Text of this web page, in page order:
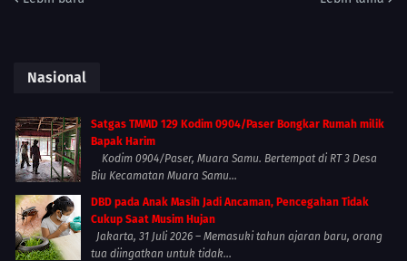
Nasional
Satgas TMMD 129 Kodim 0904/Paser Bongkar Rumah milik
Bapak Harim
Kodim 0904/Paser, Muara Samu. Bertempat di RT 3 Desa
Biu Kecamatan Muara Samu...
DBD pada Anak Masih Jadi Ancaman, Pencegahan Tidak
Cukup Saat Musim Hujan
Jakarta, 31 Juli 2026 – Memasuki tahun ajaran baru, orang
tua diingatkan untuk tidak...